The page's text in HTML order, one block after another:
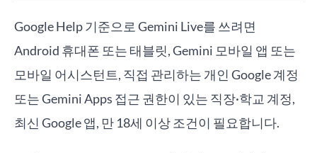
Google Help 기준으로 Gemini Live를 쓰려면
Android 휴대폰 또는 태블릿, Gemini 모바일 앱 또는
모바일 어시스턴트, 직접 관리하는 개인 Google 계정
또는 Gemini Apps 접근 권한이 있는 직장·학교 계정,
최신 Google 앱, 만 18세 이상 조건이 필요합니다.